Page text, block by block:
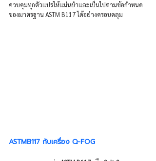
ควบคุมทุกตัวแปรให้แม่นยำและเป็นไปตามข้อกำหนด
ของมาตรฐาน ASTM B117 ได้อย่างครอบคลุม
ASTMB117 กับเครื่อง Q-FOG